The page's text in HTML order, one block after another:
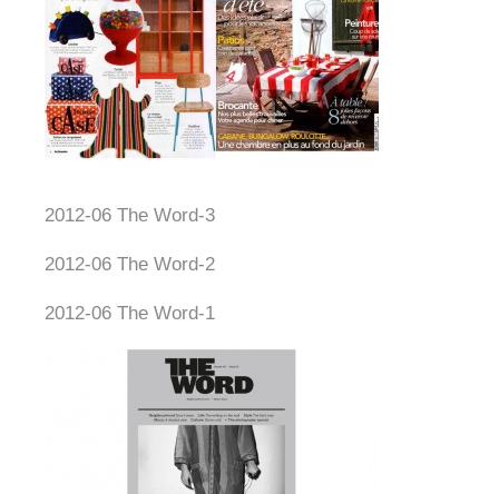
2012-06 The Word-3
2012-06 The Word-2
2012-06 The Word-1